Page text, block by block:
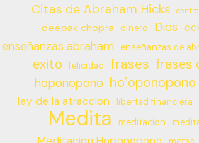
Citas de Abraham Hicks
deepak chopra dinero Dios
enseñanzas abraham enseñanzas de
exito felicidad frases frases
hoponopono ho’oponopono
ley de la atraccion libertad financiera
Medita meditacion